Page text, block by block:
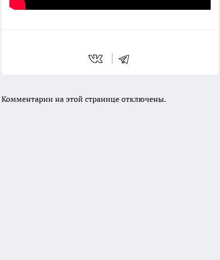
Комментарии на этой странице отключены.